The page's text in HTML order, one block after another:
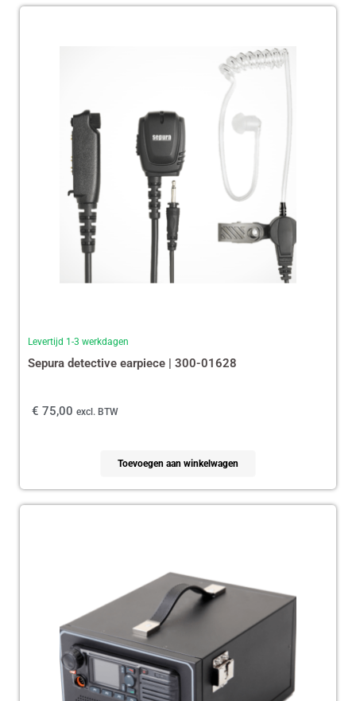
Levertijd 1-3 werkdagen
Sepura detective earpiece | 300-01628
€ 75,00 excl. BTW
Toevoegen aan winkelwagen